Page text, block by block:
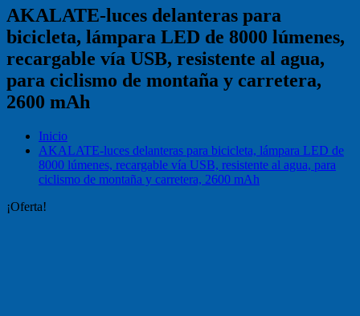
AKALATE-luces delanteras para
bicicleta, lámpara LED de 8000 lúmenes,
recargable vía USB, resistente al agua,
para ciclismo de montaña y carretera,
2600 mAh
Inicio
AKALATE-luces delanteras para bicicleta, lámpara LED de
8000 lúmenes, recargable vía USB, resistente al agua, para
ciclismo de montaña y carretera, 2600 mAh
¡Oferta!